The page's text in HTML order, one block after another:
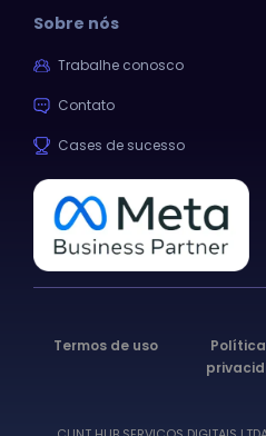
Sobre nós
Trabalhe conosco
Contato
Cases de sucesso
Termos de uso